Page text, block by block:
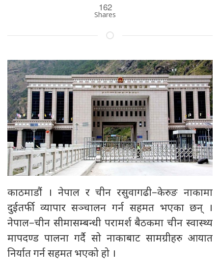
162
Shares
काठमाडौं । नेपाल र चीन रसुवागढी–केरुङ नाकामा
दुईतर्फी व्यापार सञ्चालन गर्न सहमत भएका छन् ।
नेपाल–चीन सीमासम्बन्धी परामर्श बैठकमा चीन स्वास्थ्य
मापदण्ड पालना गर्दै सो नाकाबाट सामग्रीहरु आयात
निर्यात गर्न सहमत भएको हो ।